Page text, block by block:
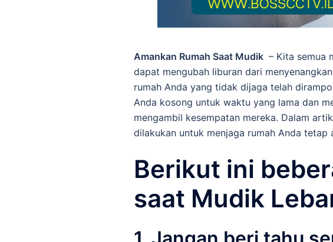
Amankan Rumah Saat Mudik – Kita semua
dapat mengubah liburan dari
rumah Anda yang tidak dijaga telah
Anda kosong untuk waktu yang lama dan
mengambil kesempatan mereka. Dalam
dilakukan untuk menjaga rumah Anda
Berikut ini
saat Mudik